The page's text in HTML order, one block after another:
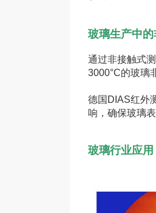
玻璃生产中
通过非接触式
3000°C的玻璃
德国DIAS红外
响，确保玻璃
玻璃行业应用